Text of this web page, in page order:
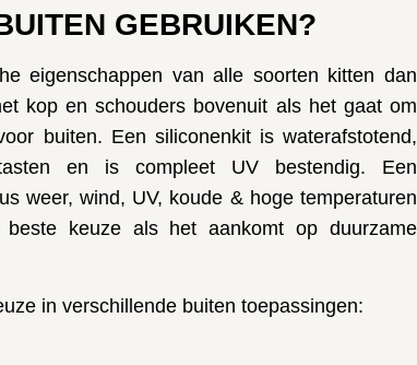
GEBRUIKEN?
eigenschappen van alle soorten kitten dan
kop en schouders bovenuit als het gaat om
buiten. Een siliconenkit is waterafstotend,
en is compleet UV bestendig. Een
weer, wind, UV, koude & hoge temperaturen
keuze als het aankomt op duurzame
in verschillende buiten toepassingen: